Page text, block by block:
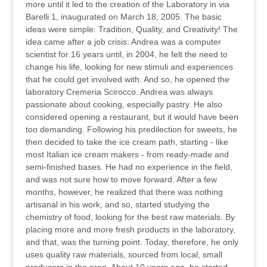
more until it led to the creation of the Laboratory in via
Barelli 1, inaugurated on March 18, 2005. The basic
ideas were simple: Tradition, Quality, and Creativity! The
idea came after a job crisis: Andrea was a computer
scientist for 16 years until, in 2004, he felt the need to
change his life, looking for new stimuli and experiences
that he could get involved with. And so, he opened the
laboratory Cremeria Scirocco. Andrea was always
passionate about cooking, especially pastry. He also
considered opening a restaurant, but it would have been
too demanding. Following his predilection for sweets, he
then decided to take the ice cream path, starting - like
most Italian ice cream makers - from ready-made and
semi-finished bases. He had no experience in the field,
and was not sure how to move forward. After a few
months, however, he realized that there was nothing
artisanal in his work, and so, started studying the
chemistry of food, looking for the best raw materials. By
placing more and more fresh products in the laboratory,
and that, was the turning point. Today, therefore, he only
uses quality raw materials, sourced from local, small